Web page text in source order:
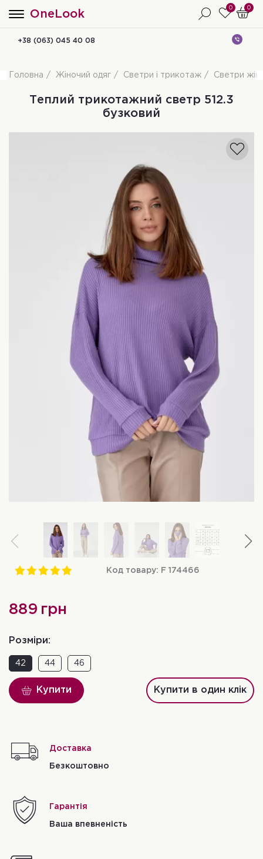
OneLook
0 0
+38 (063) 045 40 08
Головна Жіночий одяг Светри і трикотаж Светри
Теплий трикотажний светр 512.3
бузковий
Код товару: F 174466
889 грн
Розміри:
42 44 46
Купити Купити в один клік
Доставка
Безкоштовно
Гарантія
Ваша впевненість